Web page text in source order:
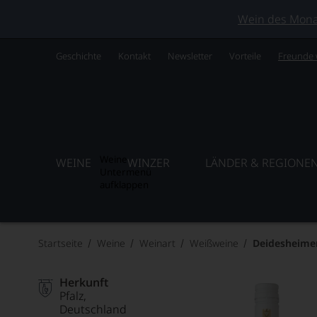
Wein des
Geschichte Kontakt Newsletter Vorteile Freunde
WEINE WINZER LÄNDER &
Startseite Weine Weinart Weißweine
Herkunft
Pfalz
Deutschland